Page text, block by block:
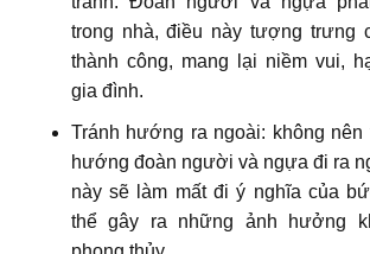
trong nhà, điều này tượng trưng
thành công, mang lại niềm vui,
gia đình.
Tránh hướng ra ngoài: không nên
hướng đoàn người và ngựa đi ra
này sẽ làm mất đi ý nghĩa của
thể gây ra những ảnh hưởng